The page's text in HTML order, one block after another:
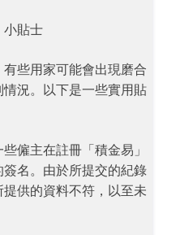
小貼士
些用家可能會出現磨合
況。以下是一些實用貼
僱主在註冊「積金易」
名。由於所提交的紀錄
供的資料不符，以至未